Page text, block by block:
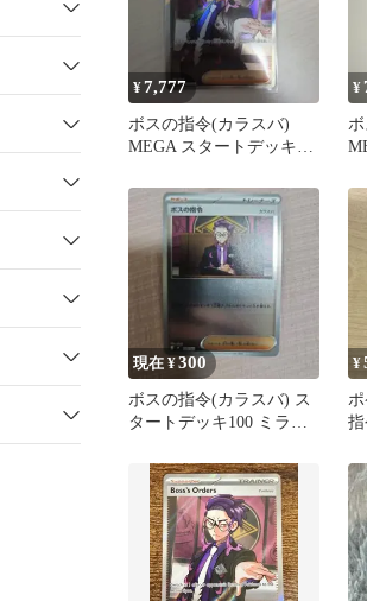
¥7,777
ボスの指令(カラスバ)
MEGA スタートデッキ
7…
¥
現在 ¥300
ボスの指令(カラスバ) ス
タートデッキ100 ミラ
¥